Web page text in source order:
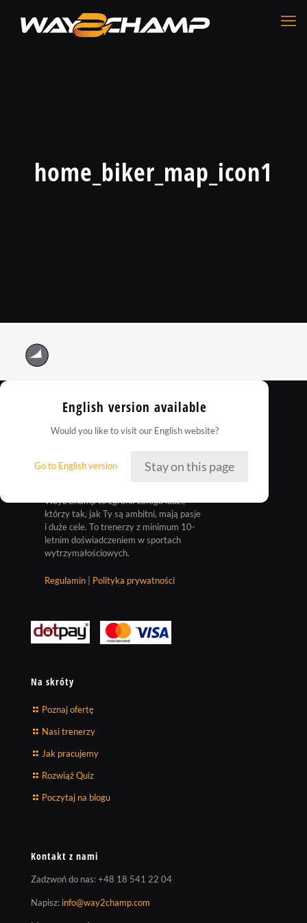
home_biker_map_icon1
Way2Champ to zgrana załoga ludzi,
którzy tak, jak Ty są ambitni, mają pasje
i duże cele. To trenerzy z minimum 10-
letnim doświadczeniem w sportach
wytrzymałościowych.
Regulamin Polityka prywatności
Na skróty
Poznaj ofertę
Nasi trenerzy
Jak pracujemy
Rozwiąż Quiz
Poczytaj na blogu
Kontakt z nami
Zadzwoń do nas:+48 18 541 22 04
Napisz: info@way2champ.com
English version available
Would you like to visit our English website?
Go to English version Stay on this page